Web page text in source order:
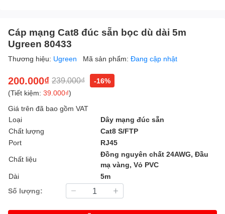
Cáp mạng Cat8 đúc sẵn bọc dù dài 5m
Ugreen 80433
Thương hiệu: Ugreen Mã sản phẩm: Đang cập nhật
200.000₫ 239.000₫
-16%
(Tiết kiệm: 39.000₫)
Giá trên đã bao gồm VAT
Loại
Dây mạng đúc sẵn
Chất lượng
Cat8 S/FTP
Port
RJ45
Chất liệu
Đồng nguyên chất 24AWG, Đầu
mạ vàng, Vỏ PVC
Dài
5m
Số lượng: